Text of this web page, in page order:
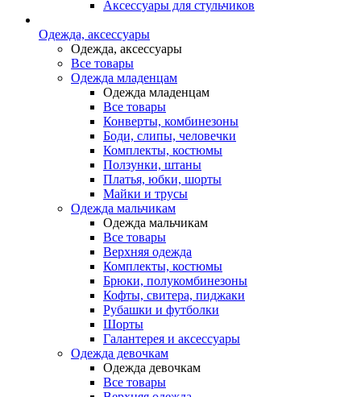
Аксессуары для стульчиков
Одежда, аксессуары
Одежда, аксессуары
Все товары
Одежда младенцам
Одежда младенцам
Все товары
Конверты, комбинезоны
Боди, слипы, человечки
Комплекты, костюмы
Ползунки, штаны
Платья, юбки, шорты
Майки и трусы
Одежда мальчикам
Одежда мальчикам
Все товары
Верхняя одежда
Комплекты, костюмы
Брюки, полукомбинезоны
Кофты, свитера, пиджаки
Рубашки и футболки
Шорты
Галантерея и аксессуары
Одежда девочкам
Одежда девочкам
Все товары